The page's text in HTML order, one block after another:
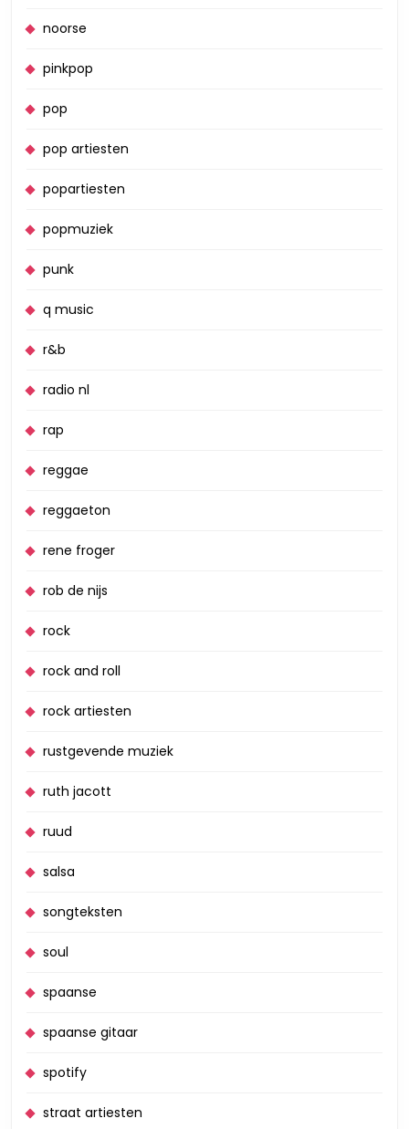
noorse
pinkpop
pop
pop artiesten
popartiesten
popmuziek
punk
q music
r&b
radio nl
rap
reggae
reggaeton
rene froger
rob de nijs
rock
rock and roll
rock artiesten
rustgevende muziek
ruth jacott
ruud
salsa
songteksten
soul
spaanse
spaanse gitaar
spotify
straat artiesten